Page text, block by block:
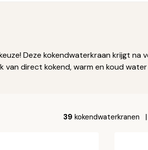
Deze kokendwaterkraan krijgt na
direct kokend, warm en koud
39 kokendwaterkranen